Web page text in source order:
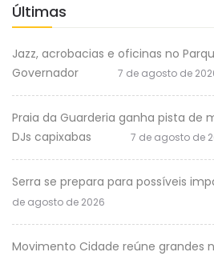
Últimas
Jazz, acrobacias e oficinas no
Governador
7 de agosto de
Praia da Guarderia ganha pista de
DJs capixabas
7 de agosto de
Serra se prepara para possíveis
de agosto de 2026
Movimento Cidade reúne grandes